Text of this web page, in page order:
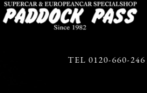
TEL 0120-660-246